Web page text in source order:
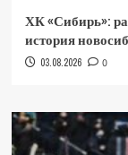
ХК «Сибирь»:
история
03.08.2026 0